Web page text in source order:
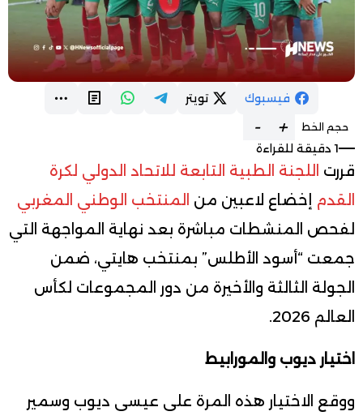
فيسبوك تويتر
حجم الخط +
-
1 دقيقة للقراءة
قررت اللجنة الطبية التابعة للاتحاد الدولي لكرة
القدم إخضاع لاعبين من المنتخب الوطني المغربي
لفحص المنشطات مباشرة بعد نهاية المواجهة التي
جمعت “أسود الأطلس” بمنتخب هايتي، ضمن
الجولة الثالثة والأخيرة من دور المجموعات لكأس
العالم 2026.
اختيار ديوب والمورابيط
ووقع الاختيار هذه المرة على عيسى ديوب وسمير